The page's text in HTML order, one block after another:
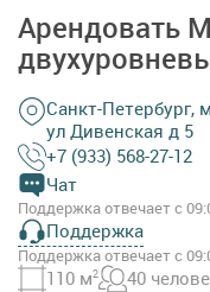
Арендовать
Санкт-Петербург,
ул Дивенская д 5
+7 (933) 568-27-12
Чат
Поддержка отвечает с
Поддержка
Поддержка отвечает с
110 м2 40